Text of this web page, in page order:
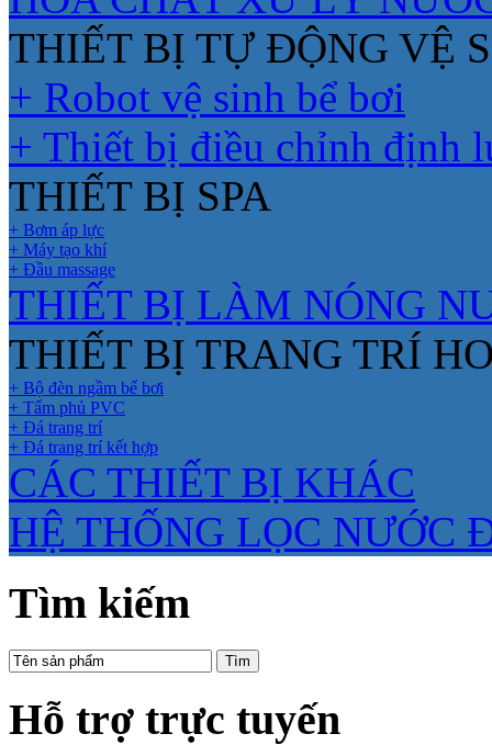
THIẾT BỊ TỰ ĐỘNG VỆ
+ Robot vệ sinh bể bơi
+ Thiết bị điều chỉnh định
THIẾT BỊ SPA
+ Bơm áp lực
+ Máy tạo khí
+ Đầu massage
THIẾT BỊ LÀM NÓNG
THIẾT BỊ TRANG TRÍ
+ Bộ đèn ngầm bể bơi
+ Tấm phủ PVC
+ Đá trang trí
+ Đá trang trí kết hợp
CÁC THIẾT BỊ KHÁC
HỆ THỐNG LỌC NƯỚC
Tìm kiếm
Hỗ trợ trực tuyến